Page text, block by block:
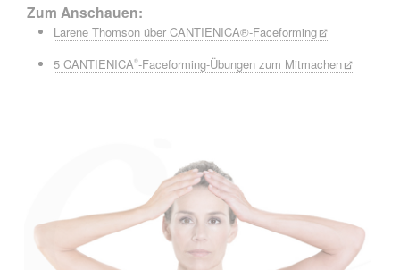
Zum Anschauen:
Larene Thomson über CANTIENICA®-Faceforming
5 CANTIENICA®-Faceforming-Übungen zum Mitmachen